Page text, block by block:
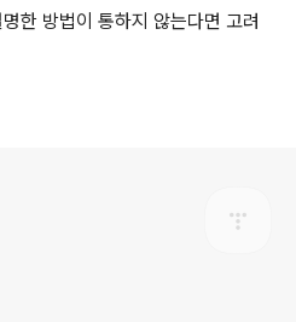
한 방법이 통하지 않는다면 고려